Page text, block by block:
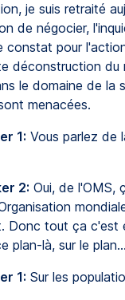
je suis retraité
de négocier,
constat pour
déconstruction
le domaine de la
menacées.
1: Vous parlez de
2: Oui, de l'OMS,
Donc tout ça c'est
plan-là, sur le plan...
1: Sur les